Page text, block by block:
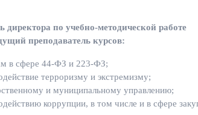
директора по учебно-методической работе
преподаватель курсов:
в сфере 44-ФЗ и 223-ФЗ;
терроризму и экстремизму;
и муниципальному управлению;
коррупции, в том числе и в сфере